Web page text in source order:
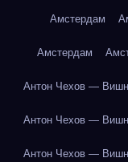
Амстердам
Амстердам
Антон Чехов —
Антон Чехов —
Антон Чехов —